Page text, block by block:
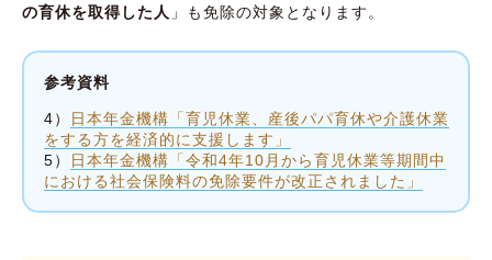
の育休を取得した人 」も免除の対象となります。
参考資料
4）
日本年金機構「育児休業、産後パパ育休や介護休業
をする方を経済的に支援します」
5）
日本年金機構「令和4年10月から育児休業等期間中
における社会保険料の免除要件が改正されました」